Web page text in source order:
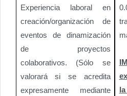
Experiencia laboral en
creación/organización de
eventos de dinamización
de proyectos
colaborativos. (Sólo se
valorará si se acredita
expresamente mediante